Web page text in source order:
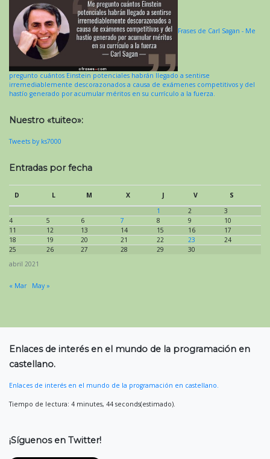
Frases de Carl Sagan - Me
pregunto cuántos Einstein potenciales habrán llegado a sentirse
irremediablemente descorazonados a causa de exámenes competitivos y del
hastío generado por acumular méritos en su currículo a la fuerza.
Nuestro «tuiteo»:
Tweets by ks7000
Entradas por fecha
abril 2021
D L M X J V
S
1
2
3
4
5 6 7 8 9
10
11
12 13 14 15 16
17
18
19 20 21 22 23
24
25
26 27 28 29 30
« Mar May »
Enlaces de interés en el mundo de la programación en
castellano.
Enlaces de interés en el mundo de la programación en castellano.
Tiempo de lectura: 4 minutes, 44 seconds(estimado).
¡Síguenos en Twitter!